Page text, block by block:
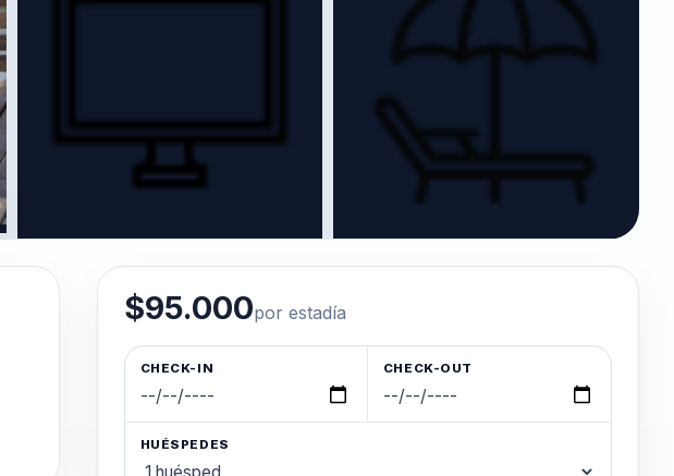
$95.000por estadía
CHECK-IN CHECK-OUT
HUÉSPEDES